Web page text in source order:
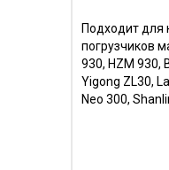
Подходит для
погрузчиков
930, HZM 930,
Yigong ZL30,
Neo 300,